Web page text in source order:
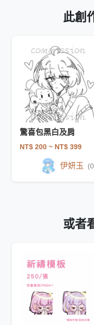
此創
驚喜包黑白及肩
NT$ 200 ~ NT$ 399
伊妍玉
或者